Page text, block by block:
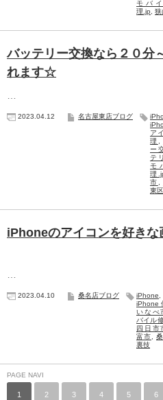
モバ
理.jp
狭
バッテリー交換なら２０
れます☆
2023.04.12 名古屋東店ブログ
ア
理
ー
テ
モ
理
市
東区
iPhoneのアイコンを好きな
2023.04.10 桑名店ブログ iPhone
iPhone
いなべ
バイル
四日市
富市
裏技
PAGE NAVI
1 2 3 4 5 6